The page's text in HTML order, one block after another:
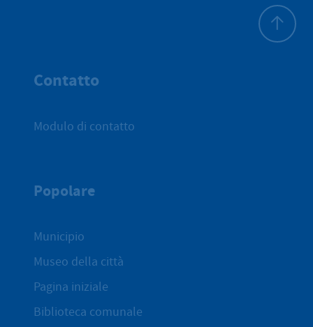
Contatto
Modulo di contatto
Popolare
Municipio
Museo della città
Pagina iniziale
Biblioteca comunale